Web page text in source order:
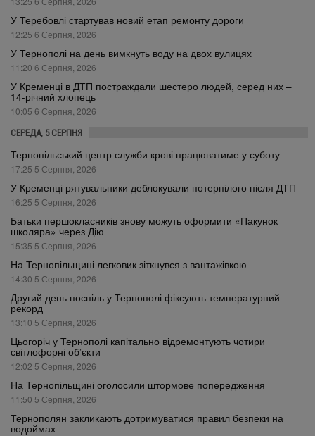
У Теребовлі стартував новий етап ремонту дороги
12:25 6 Серпня, 2026
У Тернополі на день вимкнуть воду на двох вулицях
11:20 6 Серпня, 2026
У Кременці в ДТП постраждали шестеро людей, серед них –
14-річний хлопець
10:05 6 Серпня, 2026
СЕРЕДА, 5 СЕРПНЯ
Тернопільський центр служби крові працюватиме у суботу
17:25 5 Серпня, 2026
У Кременці рятувальники деблокували потерпілого після ДТП
16:25 5 Серпня, 2026
Батьки першокласників знову можуть оформити «Пакунок
школяра» через Дію
15:35 5 Серпня, 2026
На Тернопільщині легковик зіткнувся з вантажівкою
14:30 5 Серпня, 2026
Другий день поспіль у Тернополі фіксують температурний
рекорд
13:10 5 Серпня, 2026
Цьогоріч у Тернополі капітально відремонтують чотири
світлофорні об’єкти
12:02 5 Серпня, 2026
На Тернопільщині оголосили штормове попередження
11:50 5 Серпня, 2026
Тернополян закликають дотримуватися правил безпеки на
водоймах